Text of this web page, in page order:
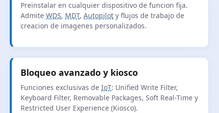
Preinstalar en cualquier dispositivo de funcion fija.
Admite WDS, MDT, Autopilot y flujos de trabajo de
creacion de imagenes personalizados.
Bloqueo avanzado y kiosco
Funciones exclusivas de IoT: Unified Write Filter,
Keyboard Filter, Removable Packages, Soft Real-Time y
Restricted User Experience (Kiosco).